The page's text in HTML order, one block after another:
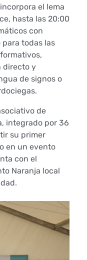
el lema
hasta las 20:00
con
todas las
directo y
de signos o
de
integrado por 36
su primer
en un evento
con el
Naranja local